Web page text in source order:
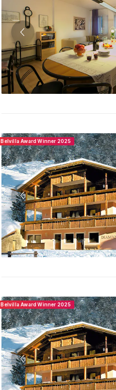
Belvilla Award Winner 2025
Belvilla Award Winner 2025